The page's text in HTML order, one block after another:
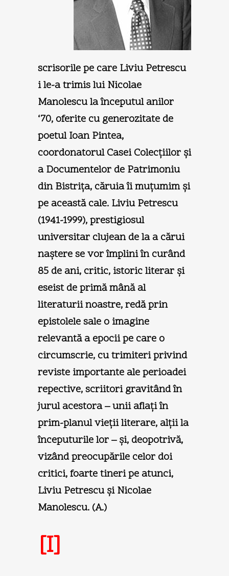
scrisorile pe care Liviu Petrescu
i le-a trimis lui Nicolae
Manolescu la începutul anilor
‘70, oferite cu generozitate de
poetul Ioan Pintea,
coordonatorul Casei Colecţiilor şi
a Documentelor de Patrimoniu
din Bistriţa, căruia îi muţumim şi
pe această cale. Liviu Petrescu
(1941-1999), prestigiosul
universitar clujean de la a cărui
naştere se vor împlini în curând
85 de ani, critic, istoric literar şi
eseist de primă mână al
literaturii noastre, redă prin
epistolele sale o imagine
relevantă a epocii pe care o
circumscrie, cu trimiteri privind
reviste importante ale perioadei
repective, scriitori gravitând în
jurul acestora – unii aflaţi în
prim-planul vieţii literare, alţii la
începuturile lor – şi, deopotrivă,
vizând preocupările celor doi
critici, foarte tineri pe atunci,
Liviu Petrescu şi Nicolae
Manolescu. (A.)
[I]